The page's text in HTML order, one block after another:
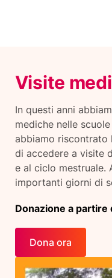
Visite
In questi anni
mediche nelle
abbiamo riscontrato
di accedere a visite
e al ciclo mestruale.
importanti giorni di
Donazione a partire
Dona ora